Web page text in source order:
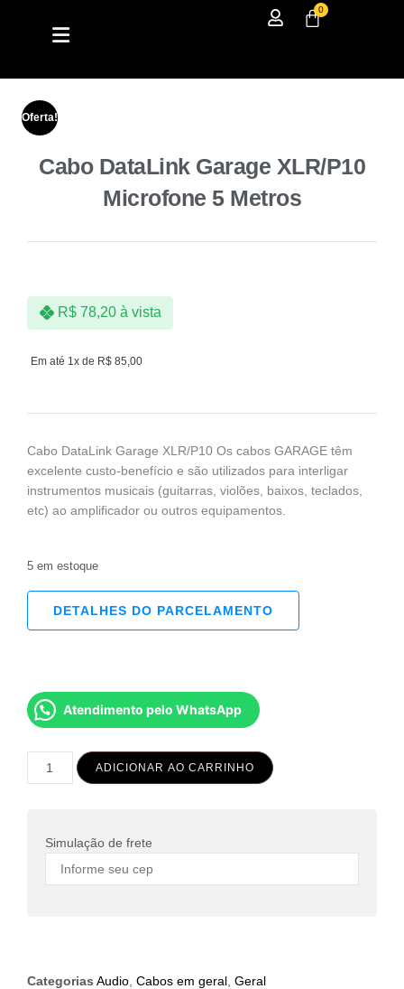
0
Oferta!
Cabo DataLink Garage XLR/P10
Microfone 5 Metros
Em até 1x de R$ 85,00
R$78,20 à vista
Cabo DataLink Garage XLR/P10 Os cabos GARAGE têm
excelente custo-benefício e são utilizados para interligar
instrumentos musicais (guitarras, violões, baixos, teclados,
etc) ao amplificador ou outros equipamentos.
5 em estoque
DETALHES DO PARCELAMENTO
Atendimento pelo WhatsApp
ADICIONAR AO CARRINHO
Simulação de frete
Categorias Audio Cabos em geral Geral